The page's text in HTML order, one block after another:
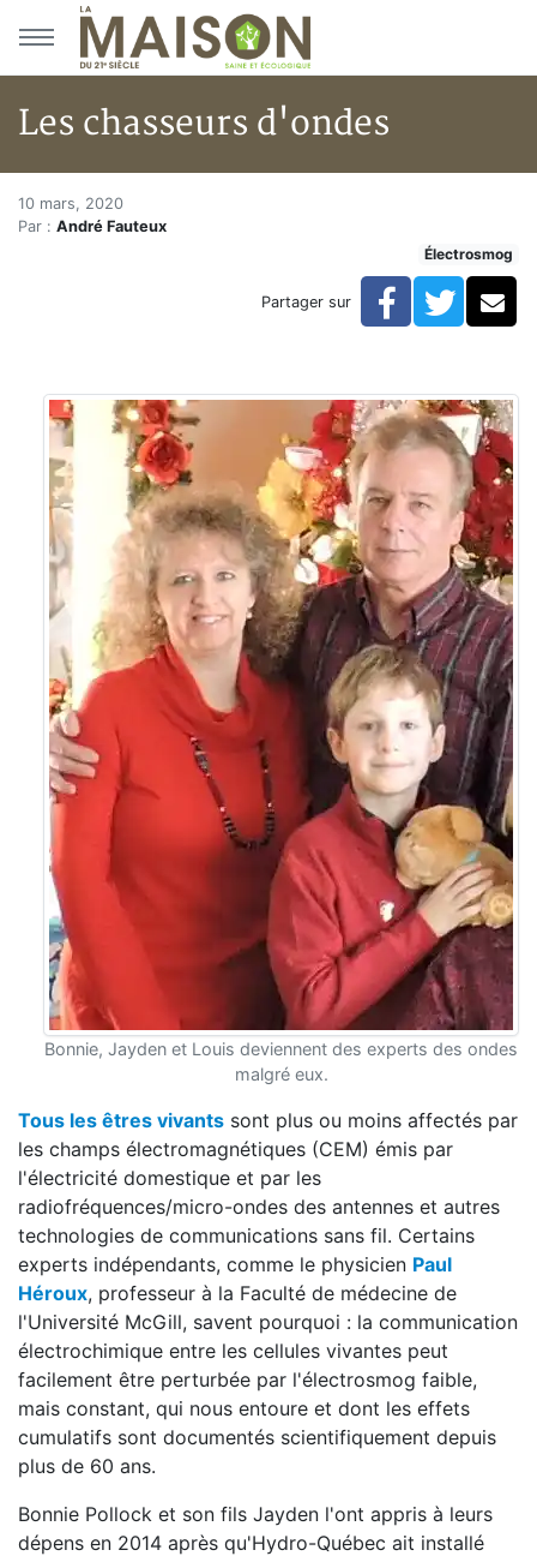
Aller au menu principal
Aller au contenu principal
Les chasseurs d'ondes
Accueil
Articles
Les chasseurs d'ondes
10 mars, 2020
Par : André Fauteux
Électrosmog
Partager sur Facebook
Bonnie, Jayden et Louis deviennent des experts des ondes
malgré eux.
Tous les êtres vivants sont plus ou moins affectés par
les champs électromagnétiques (CEM) émis par
l'électricité domestique et par les
radiofréquences/micro-ondes des antennes et autres
technologies de communications sans fil. Certains
experts indépendants, comme le physicien Paul
Héroux, professeur à la Faculté de médecine de
l'Université McGill, savent pourquoi : la communication
électrochimique entre les cellules vivantes peut
facilement être perturbée par l'électrosmog faible,
mais constant, qui nous entoure et dont les effets
cumulatifs sont documentés scientifiquement depuis
plus de 60 ans.
Bonnie Pollock et son fils Jayden l'ont appris à leurs
dépens en 2014 après qu'Hydro-Québec ait installé